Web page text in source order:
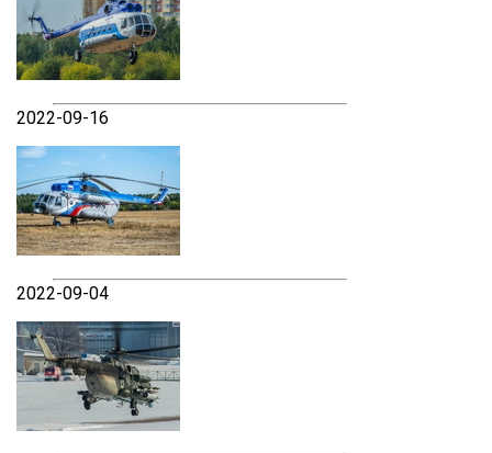
2022-09-16
2022-09-04